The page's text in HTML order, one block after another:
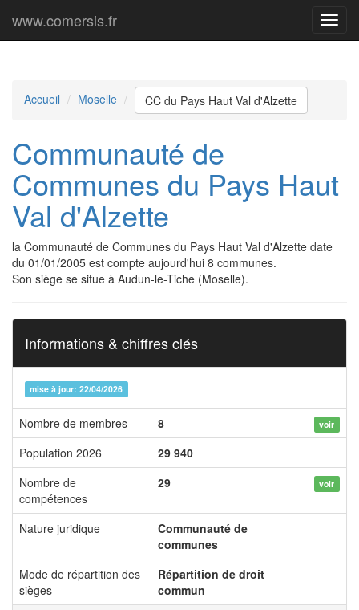
Menu
www.comersis.fr
Accueil Moselle CC du Pays Haut Val d'Alzette
Communauté de
Communes du Pays Haut
Val d'Alzette
la Communauté de Communes du Pays Haut Val d'Alzette date
du 01/01/2005 est compte aujourd'hui 8 communes.
Son siège se situe à Audun-le-Tiche (Moselle).
Informations & chiffres clés
mise à jour: 22/04/2026
Nombre de membres 8 voir
Population 2026
29 940
Nombre de
compétences
29 voir
Nature juridique
Communauté de
communes
Mode de répartition des
sièges
Répartition de droit
commun